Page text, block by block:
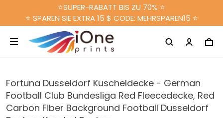
⭐SUPER-RABATT BIS ZU 70% ⭐
⭐ SPAREN SIE EXTRA 15 $ CODE: MEHRSPAREN15 ⭐
Fortuna Dusseldorf Kuscheldecke - German
Football Club Bundesliga Red Fleecedecke, Red
Carbon Fiber Background Football Dusseldorf